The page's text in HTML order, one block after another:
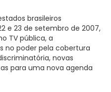
brasileiros
e 23 de setembro de 2007,
TV pública, a
no poder pela cobertura
novas
para uma nova agenda